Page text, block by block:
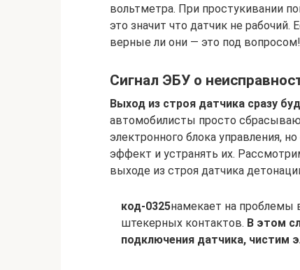
вольтметра. При простукивании
это значит что датчик не
верные ли они — это под вопросом!
Сигнал ЭБУ о
Выход из строя датчика сразу
автомобилисты просто
электронного блока управления,
эффект и устранять их.
выходе из строя датчика
код-0325намекает на проблемы
штекерных контактов. В этом
подключения датчика, чистим